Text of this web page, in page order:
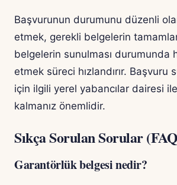
Başvurunun durumunu düzenli
etmek, gerekli belgelerin
belgelerin sunulması durumunda
etmek süreci hızlandırır. Başvuru
için ilgili yerel yabancılar dairesi
kalmanız önemlidir.
Sıkça Sorulan Sorular
Garantörlük belgesi nedir?